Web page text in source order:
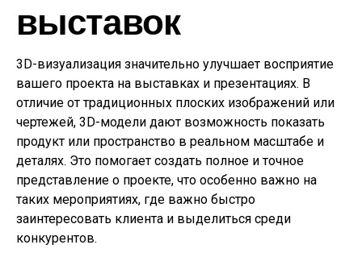
выставок
3D-визуализация значительно улучшает восприятие
вашего проекта на выставках и презентациях. В
отличие от традиционных плоских изображений или
чертежей, 3D-модели дают возможность показать
продукт или пространство в реальном масштабе и
деталях. Это помогает создать полное и точное
представление о проекте, что особенно важно на
таких мероприятиях, где важно быстро
заинтересовать клиента и выделиться среди
конкурентов.